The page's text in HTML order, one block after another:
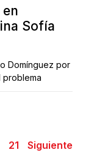
Sofía
Domínguez por
problema
21
Siguiente